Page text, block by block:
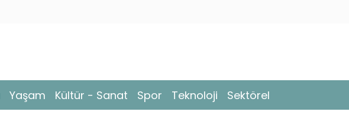
Yaşam Kültür - Sanat Spor Teknoloji Sektörel